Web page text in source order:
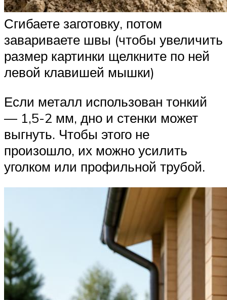
Сгибаете заготовку, потом
завариваете швы (чтобы увеличить
размер картинки щелкните по ней
левой клавишей мышки)
Если металл использован тонкий
— 1,5-2 мм, дно и стенки может
выгнуть. Чтобы этого не
произошло, их можно усилить
уголком или профильной трубой.